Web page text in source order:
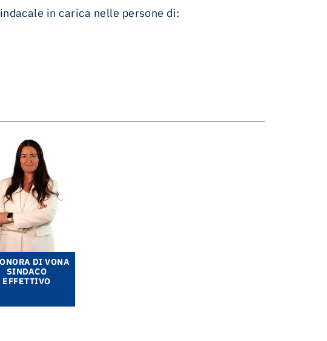
in carica nelle persone di:
DI VONA
SINDACO
EFFETTIVO